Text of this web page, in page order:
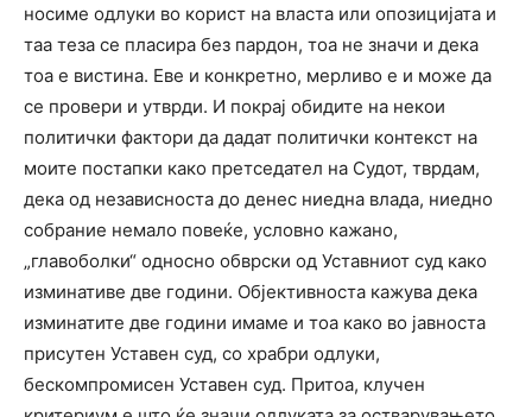
носиме одлуки во корист на власта или опозицијата и
таа теза се пласира без пардон, тоа не значи и дека
тоа е вистина. Еве и конкретно, мерливо е и може да
се провери и утврди. И покрај обидите на некои
политички фактори да дадат политички контекст на
моите постапки како претседател на Судот, тврдам,
дека од независноста до денес ниедна влада, ниедно
собрание немало повеќе, условно кажано,
„главоболки“ односно обврски од Уставниот суд како
изминативе две години. Објективноста кажува дека
изминатите две години имаме и тоа како во јавноста
присутен Уставен суд, со храбри одлуки,
бескомпромисен Уставен суд. Притоа, клучен